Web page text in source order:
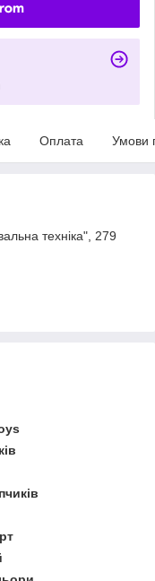
Оплата Умови
техніка", 279